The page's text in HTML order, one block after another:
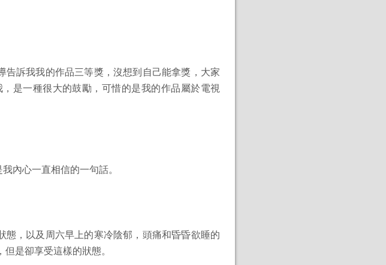
訴我我的作品三等獎，沒想到自己能拿獎，大家
是一種很大的鼓勵，可惜的是我的作品屬於電視
內心一直相信的一句話。
，以及周六早上的寒冷陰郁，頭痛和昏昏欲睡的
是卻享受這樣的狀態。